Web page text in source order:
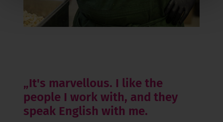
„It's marvellous. I like the
people I work with, and they
speak English with me.